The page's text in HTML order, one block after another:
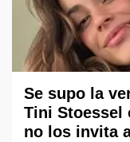
Se supo la
Tini Stoessel
no los invita